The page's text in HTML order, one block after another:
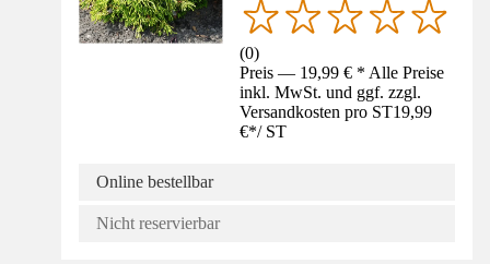
(0)
Preis — 19,99 € * Alle Preise
inkl. MwSt. und ggf. zzgl.
Versandkosten pro ST19,99
€*/ ST
Online bestellbar
Nicht reservierbar